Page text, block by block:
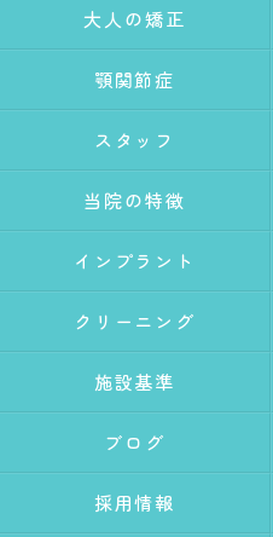
大人の矯正
顎関節症
スタッフ
当院の特徴
インプラント
クリーニング
施設基準
ブログ
採用情報